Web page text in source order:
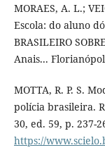
MORAES, A. L.;
Escola: do aluno
BRASILEIRO
Anais...
MOTTA, R. P. S.
polícia brasileira.
30, ed. 59, p. 237-
https://